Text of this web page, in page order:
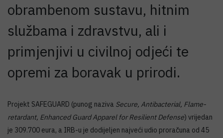
obrambenom sustavu, hitnim
službama i zdravstvu, ali i
primjenjivi u civilnoj odjeći te
opremi za boravak u prirodi.
Projekt SAFEGUARD (punog naziva Secure, Antibacterial, Flame-
retardant, Enhanced Guard Apparel for Resilient Defense) vrijedan
je 309.700 eura, a IRB-u je dodijeljen najveći udio proračuna od 45